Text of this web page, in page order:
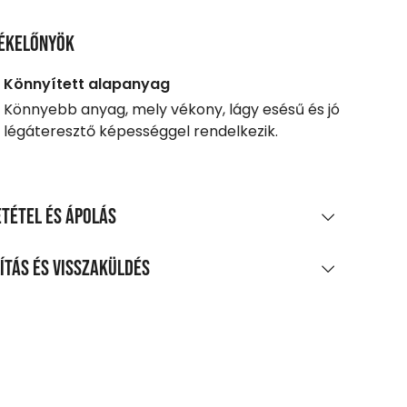
Könnyített alapanyag
Könnyebb anyag, mely vékony, lágy esésű és jó
légáteresztő képességgel rendelkezik.
és ápolás
és visszaküldés